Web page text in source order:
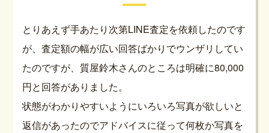
とりあえず手あたり次第LINE査定を依頼したのです
が、査定額の幅が広い回答ばかりでウンザリしてい
たのですが、質屋鈴木さんのところは明確に80,000
円と回答がありました。
状態がわかりやすいようにいろいろ写真が欲しいと
返信があったのでアドバイスに従って何枚か写真を